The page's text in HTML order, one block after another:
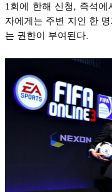
1회에 한해 신청, 즉석
자에게는 주변 지인 한
는 권한이 부여된다.